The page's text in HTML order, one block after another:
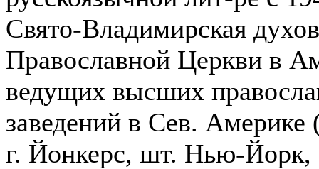
Свято-Владимирская
Православной Церкви в
ведущих высших
заведений в Сев. Америке
г. Йонкерс, шт. Нью-